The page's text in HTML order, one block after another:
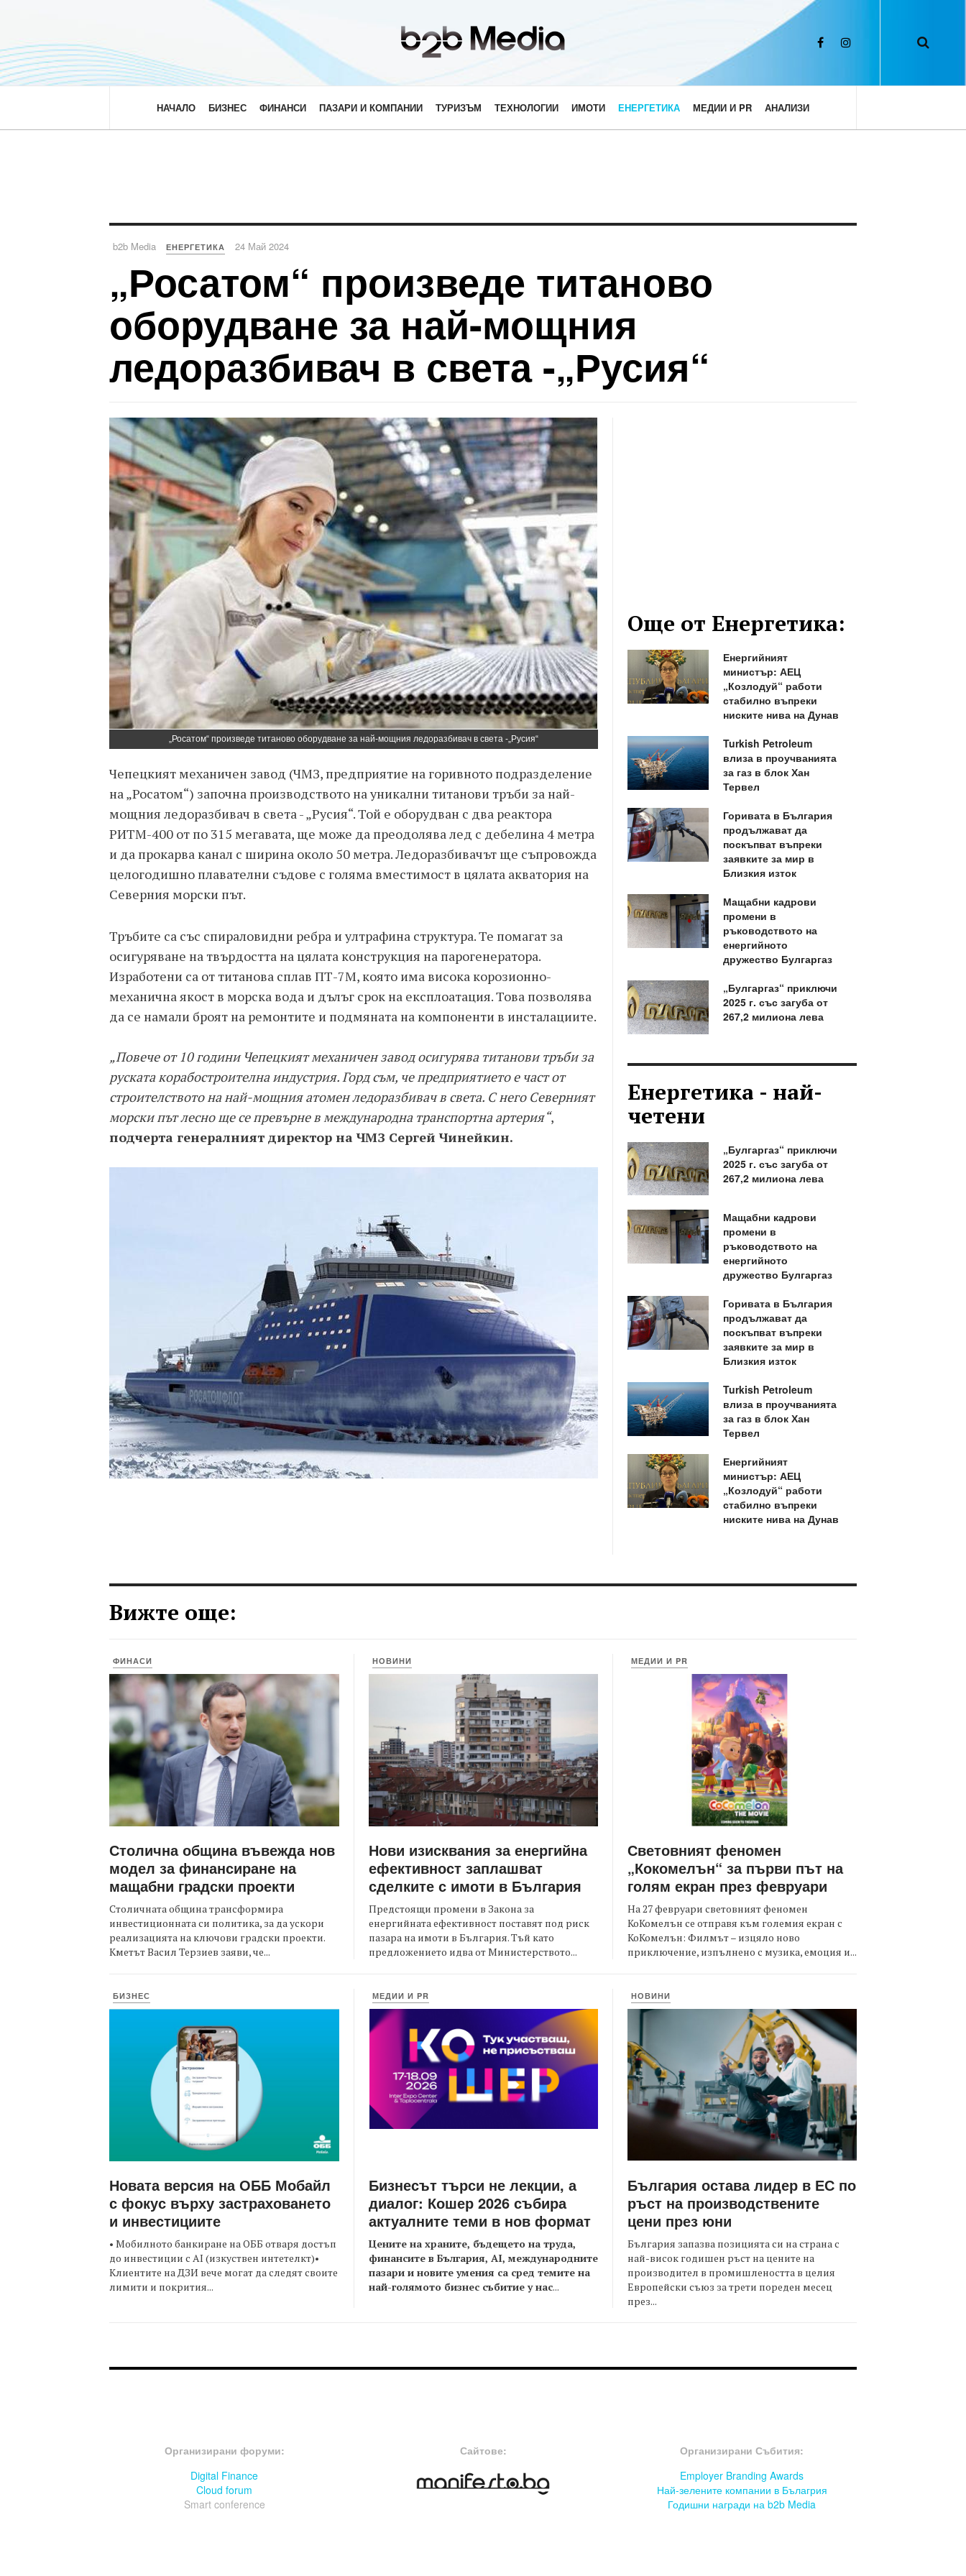
НАЧАЛО БИЗНЕС ФИНАНСИ ПАЗАРИ И КОМПАНИИ ТУРИЗЪМ ТЕХНОЛОГИИ ИМОТИ ЕНЕРГЕТИКА МЕДИИ И PR АНАЛИЗИ
b2b Media ЕНЕРГЕТИКА 24 Май 2024
„Росатом“ произведе титаново
оборудване за най-мощния
ледоразбивач в света -„Русия“
„Росатом“ произведе титаново оборудване за най-мощния ледоразбивач в света -„Русия“
Чепецкият механичен завод (ЧМЗ, предприятие на горивното подразделение
на „Росатом“) започна производството на уникални титанови тръби за най-
мощния ледоразбивач в света - „Русия“. Той е оборудван с два реактора
РИТМ-400 от по 315 мегавата, ще може да преодолява лед с дебелина 4 метра
и да прокарва канал с ширина около 50 метра. Ледоразбивачът ще съпровожда
целогодишно плавателни съдове с голяма вместимост в цялата акватория на
Северния морски път.
Тръбите са със спираловидни ребра и ултрафина структура. Те помагат за
осигуряване на твърдостта на цялата конструкция на парогенератора.
Изработени са от титанова сплав ПТ-7М, която има висока корозионно-
механична якост в морска вода и дълъг срок на експлоатация. Това позволява
да се намали броят на ремонтите и подмяната на компоненти в инсталациите.
„Повече от 10 години Чепецкият механичен завод осигурява титанови тръби за
руската корабостроителна индустрия. Горд съм, че предприятието е част от
строителството на най-мощния атомен ледоразбивач в света. С него Северният
морски път лесно ще се превърне в международна транспортна артерия“,
подчерта генералният директор на ЧМЗ Сергей Чинейкин.
Още от Енергетика:
Енергийният
министър: АЕЦ
„Козлодуй“ работи
стабилно въпреки
ниските нива на Дунав
Turkish Petroleum
влиза в проучванията
за газ в блок Хан
Тервел
Горивата в България
продължават да
поскъпват въпреки
заявките за мир в
Близкия изток
Мащабни кадрови
промени в
ръководството на
енергийното
дружество Булгаргаз
„Булгаргаз“ приключи
2025 г. със загуба от
267,2 милиона лева
Енергетика - най-
четени
„Булгаргаз“ приключи
2025 г. със загуба от
267,2 милиона лева
Мащабни кадрови
промени в
ръководството на
енергийното
дружество Булгаргаз
Горивата в България
продължават да
поскъпват въпреки
заявките за мир в
Близкия изток
Turkish Petroleum
влиза в проучванията
за газ в блок Хан
Тервел
Енергийният
министър: АЕЦ
„Козлодуй“ работи
стабилно въпреки
ниските нива на Дунав
Вижте още:
ФИНАСИ
Столична община въвежда нов
модел за финансиране на
мащабни градски проекти
Столичната община трансформира
инвестиционната си политика, за да ускори
реализацията на ключови градски проекти.
Кметът Васил Терзиев заяви, че...
НОВИНИ
Нови изисквания за енергийна
ефективност заплашват
сделките с имоти в България
Предстоящи промени в Закона за
енергийната ефективност поставят под риск
пазара на имоти в България. Тъй като
предложението идва от Министерството...
МЕДИИ И PR
Световният феномен
„Кокомелън“ за първи път на
голям екран през февруари
На 27 февруари световният феномен
КоКомелън се отправя към големия екран с
КоКомелън: Филмът – изцяло ново
приключение, изпълнено с музика, емоция и...
БИЗНЕС
Новата версия на ОББ Мобайл
с фокус върху застраховането
и инвестициите
• Мобилното банкиране на ОББ отваря достъп
до инвестиции с AI (изкуствен интетелкт)•
Клиентите на ДЗИ вече могат да следят своите
лимити и покрития...
МЕДИИ И PR
Бизнесът търси не лекции, а
диалог: Кошер 2026 събира
актуалните теми в нов формат
Цените на храните, бъдещето на труда,
финансите в България, AI, международните
пазари и новите умения са сред темите на
най-голямото бизнес събитие у нас...
НОВИНИ
България остава лидер в ЕС по
ръст на производствените
цени през юни
България запазва позицията си на страна с
най-висок годишен ръст на цените на
производител в промишлеността в целия
Европейски съюз за трети пореден месец
през...
Организирани форуми:
Digital Finance
Cloud forum
Smart conference
Сайтове:
Организирани Събития:
Employer Branding Awards
Най-зелените компании в Бълагрия
Годишни награди на b2b Media